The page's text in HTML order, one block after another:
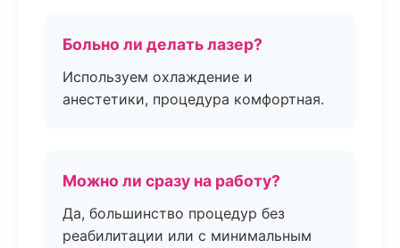
Больно ли делать лазер?
Используем охлаждение и
анестетики, процедура комфортная.
Можно ли сразу на работу?
Да, большинство процедур без
реабилитации или с минимальным